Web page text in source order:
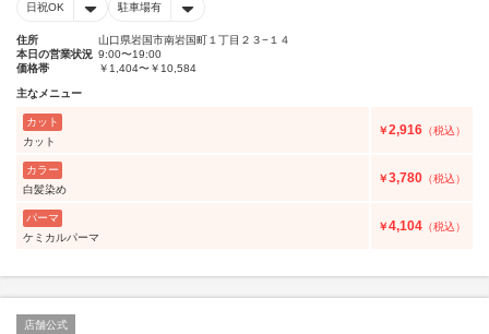
日祝OK 駐車場有
住所
山口県岩国市南岩国町１丁目２３−１４
本日の営業状況 9:00〜19:00
価格帯
￥1,404〜￥10,584
主なメニュー
カット
カット
￥2,916 （税込）
カラー
白髪染め
￥3,780 （税込）
パーマ
ケミカルパーマ
￥4,104 （税込）
店舗公式